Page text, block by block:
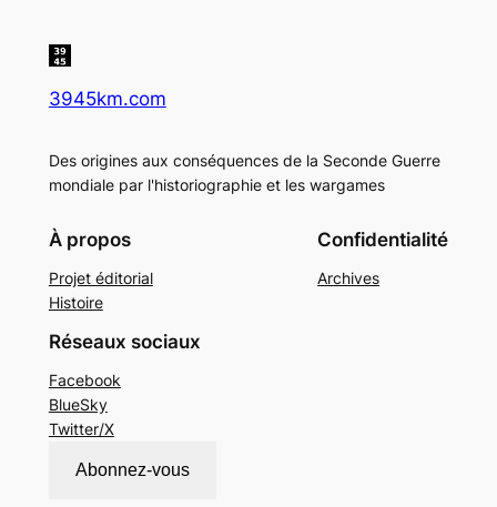
3945km.com
Des origines aux conséquences de la Seconde Guerre
mondiale par l'historiographie et les wargames
À propos
Projet éditorial
Histoire
Confidentialité
Archives
Réseaux sociaux
Facebook
BlueSky
Twitter/X
Abonnez-vous